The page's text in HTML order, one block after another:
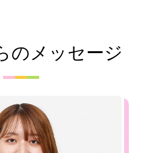
のメッセージ